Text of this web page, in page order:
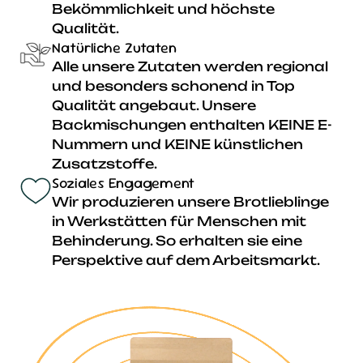
Dinkelmehl
Dinkelmehl verleiht dem Brot
seinen mild-nussigen Geschmack
und eine angenehme, lockere
Krume. Es ist besonders gut
Bekömmlichkeit und höchste
Qualität.
Natürliche Zutaten
Alle unsere Zutaten werden regional
und besonders schonend in Top
Qualität angebaut. Unsere
Backmischungen enthalten KEINE E-
Nummern und KEINE künstlichen
Zusatzstoffe.
Soziales Engagement
Wir produzieren unsere Brotlieblinge
in Werkstätten für Menschen mit
Behinderung. So erhalten sie eine
Perspektive auf dem Arbeitsmarkt.